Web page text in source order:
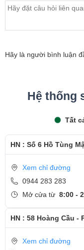
- Màn hình thay
dẫn kiểm tra lại màn
- Bàn Giao máy lại
Cảm ơn quý khách
quan tâm tới dịch
Care
- HotlineCSKH dịch
Hãy là người bình luận
Hệ thống
Tất
HN : Số 6 Hồ Tùng
Xem chỉ đường
0944 283 283
Mở cửa từ 8:00 -
HN : 58 Hoàng Cầu -
Xem chỉ đường